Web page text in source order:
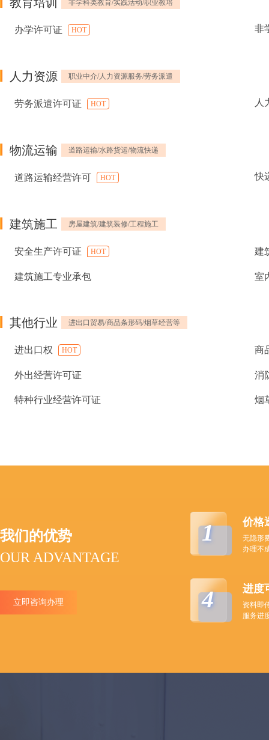
非学科类教育/实践活动/职业教培
办学许可证 HOT 非
人力资源 职业中介/人力资源服务/劳务派遣
劳务派遣许可证 HOT 人
物流运输 道路运输/水路货运/物流快递
道路运输经营许可 HOT 快
建筑施工 房屋建筑/建筑装修/工程施工
安全生产许可证 HOT 建
建筑施工专业承包 室
其他行业 进出口贸易/商品条形码/烟草经营等
进出口权 HOT 商
外出经营许可证 消
特种行业经营许可证 烟
我们的优势
OUR ADVANTAGE
立即咨询办理
1 价格
无隐形
办理不
4 进度
资料即
服务进